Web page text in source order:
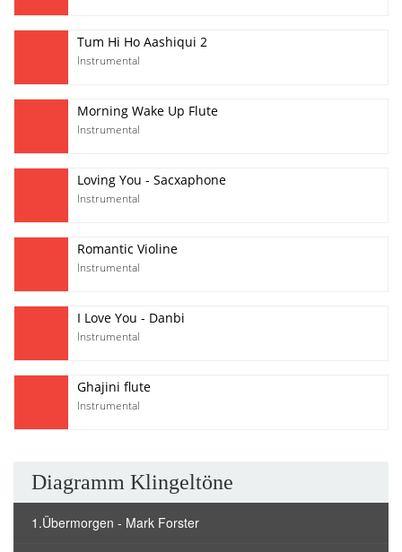
Tum Hi Ho Aashiqui 2
Instrumental
Morning Wake Up Flute
Instrumental
Loving You - Sacxaphone
Instrumental
Romantic Violine
Instrumental
I Love You - Danbi
Instrumental
Ghajini flute
Instrumental
Diagramm Klingeltöne
1.Übermorgen - Mark Forster